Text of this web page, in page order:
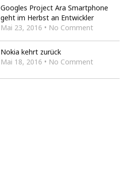
Googles Project Ara Smartphone
geht im Herbst an Entwickler
Mai 23, 2016 • No Comment
Nokia kehrt zurück
Mai 18, 2016 • No Comment